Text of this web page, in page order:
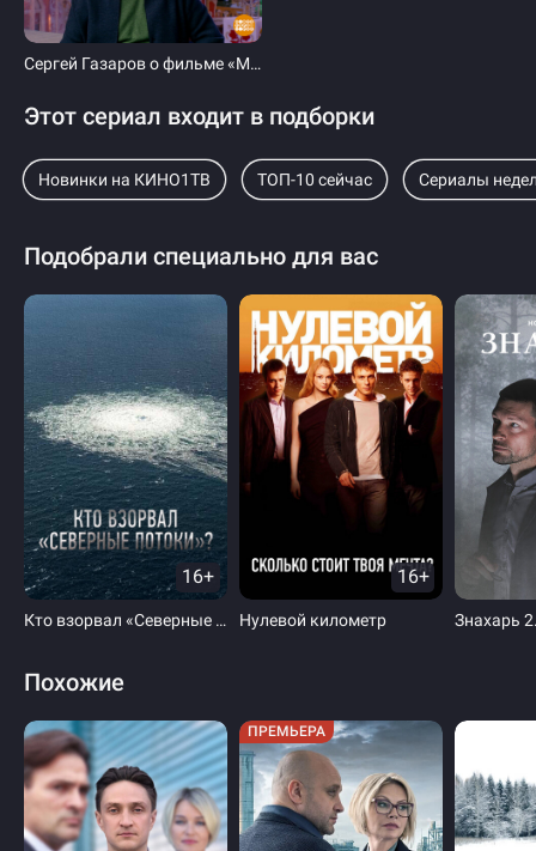
Сергей Газаров о фильме «Минута тишины». Доброе утро. Фрагмент выпуска от 22.01.2025
Этот сериал входит в подборки
Новинки на КИНО1ТВ ТОП-10 сейчас Сериалы
Подобрали специально для вас
16+
Кто взорвал «Северные потоки»?
16+
Нулевой километр Знахарь
Похожие
ПРЕМЬЕРА